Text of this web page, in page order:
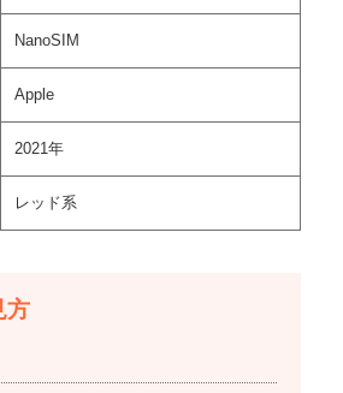
NanoSIM
Apple
2021年
レッド系
方